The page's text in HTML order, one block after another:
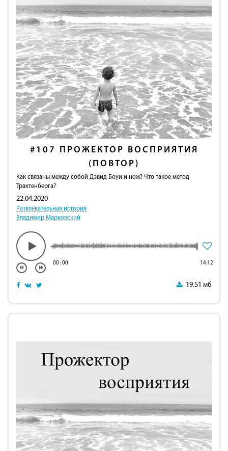
#107
ПРОЖЕКТОР ВОСПРИЯТИЯ
(ПОВТОР)
Как связаны между собой Дэвид Боуи и нож? Что такое метод
Трахтенберга?
22.04.2020
Развлекательная история
Владимир Марковский
00:00 14:12
19.51 мб